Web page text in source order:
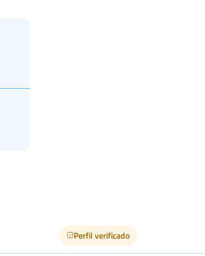
Perfil verificado